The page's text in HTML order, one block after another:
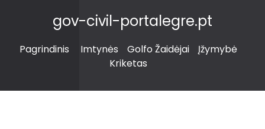
gov-civil-portalegre.pt
Pagrindinis Imtynės Golfo Žaidėjai
Įžymybė
Kriketas